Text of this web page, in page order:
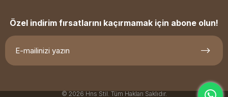
Özel indirim fırsatlarını kaçırmamak için abone olun!
© 2026 Hns Stil. Tüm Hakları Saklıdır.